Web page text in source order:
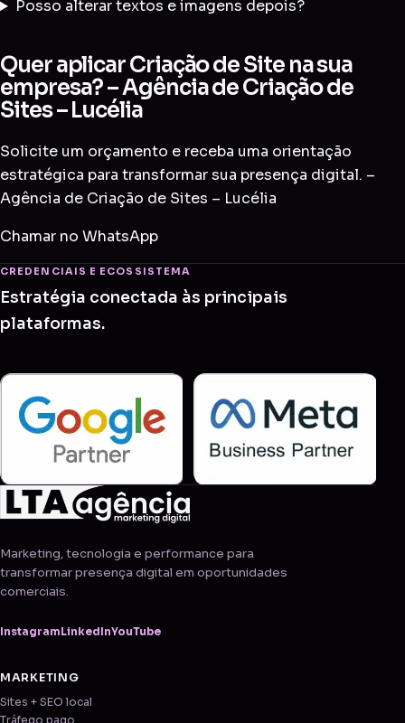
Posso alterar textos e imagens depois?
Quer aplicar Criação de Site na sua
empresa? – Agência de Criação de
Sites – Lucélia
Solicite um orçamento e receba uma orientação
estratégica para transformar sua presença digital. –
Agência de Criação de Sites – Lucélia
Chamar no WhatsApp
CREDENCIAIS E ECOSSISTEMA
Estratégia conectada às principais
plataformas.
Marketing, tecnologia e performance para
transformar presença digital em oportunidades
comerciais.
Instagram LinkedInYouTube
MARKETING
Sites + SEO local